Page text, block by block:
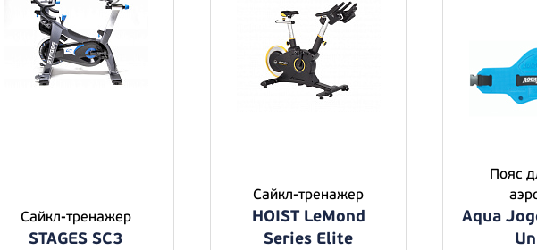
Сайкл-тренажер
STAGES SC3
Сайкл-тренажер
HOIST LeMond
Series Elite
Пояс
Aqua